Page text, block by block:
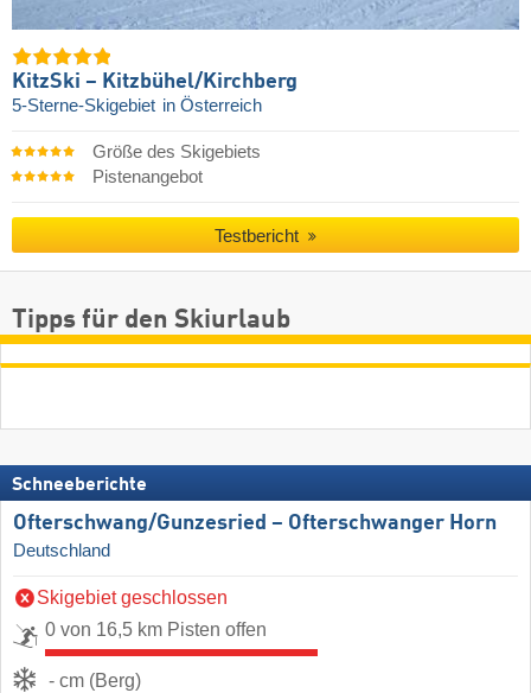
KitzSki – Kitzbühel/​Kirchberg
5-Sterne-Skigebiet in Österreich
Größe des Skigebiets
Pistenangebot
Testbericht
Tipps für den Skiurlaub
Schneeberichte
Ofterschwang/​Gunzesried – Ofterschwanger Horn
Deutschland
Skigebiet geschlossen
0 von 16,5 km Pisten offen
- cm (Berg)